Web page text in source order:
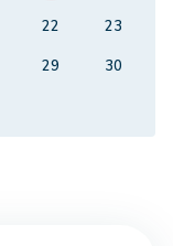
22
23
29
30